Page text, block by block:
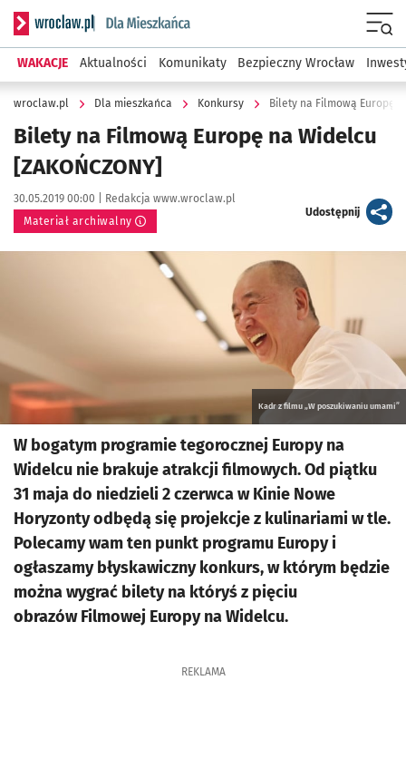
Serwis informacyjny wroclaw.pl podserwis: Dla mieszkańca
WAKACJE Aktualności Komunikaty Bezpieczny Wrocław
wroclaw.pl Dla mieszkańca Konkursy Bilety na Filmową Europę
Bilety na Filmową Europę na Widelcu
[ZAKOŃCZONY]
Data publikacji:
30.05.2019 00:00 | Autor:
Redakcja www.wroclaw.pl
Materiał archiwalny
Udostępnijartykuł
Kliknij, aby powiększyć
Kadr z filmu „W poszukiwaniu umami”
W bogatym programie tegorocznej Europy na
Widelcu nie brakuje atrakcji filmowych. Od piątku
31 maja do niedzieli 2 czerwca w Kinie Nowe
Horyzonty odbędą się projekcje z kulinariami w tle.
Polecamy wam ten punkt programu Europy i
ogłaszamy błyskawiczny konkurs, w którym będzie
można wygrać bilety na któryś z pięciu
obrazów Filmowej Europy na Widelcu.
REKLAMA